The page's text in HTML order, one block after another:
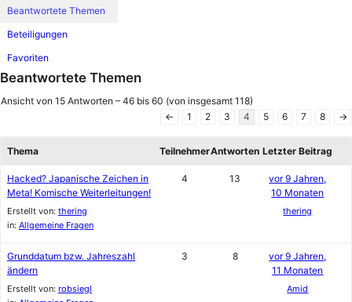
Beantwortete Themen
Beteiligungen
Favoriten
Beantwortete Themen
Ansicht von 15 Antworten – 46 bis 60 (von insgesamt 118)
←
1 2 3 4 5 6 7 8 →
Thema TeilnehmerAntworten Letzter Beitrag
Hacked? Japanische Zeichen in
Meta! Komische Weiterleitungen!
Erstellt von: thering
in: Allgemeine Fragen
4 13
vor 9 Jahren,
10 Monaten
thering
Grunddatum bzw. Jahreszahl
ändern
Erstellt von: robsiegl
3 8
vor 9 Jahren,
11 Monaten
Amid